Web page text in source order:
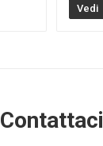
Vedi
Contattaci